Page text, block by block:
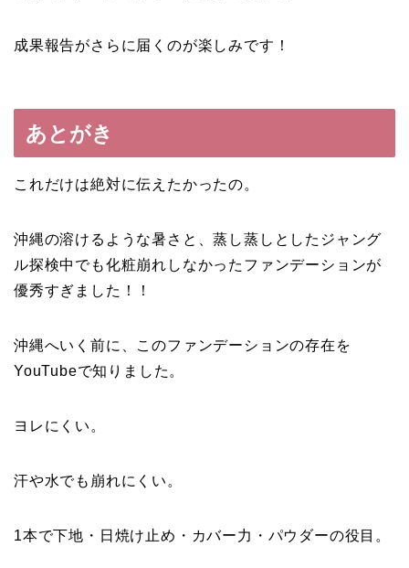
成果報告がさらに届くのが楽しみです！
あとがき
これだけは絶対に伝えたかったの。
沖縄の溶けるような暑さと、蒸し蒸しとしたジャング
ル探検中でも化粧崩れしなかったファンデーションが
優秀すぎました！！
沖縄へいく前に、このファンデーションの存在を
YouTubeで知りました。
ヨレにくい。
汗や水でも崩れにくい。
1本で下地・日焼け止め・カバー力・パウダーの役目。